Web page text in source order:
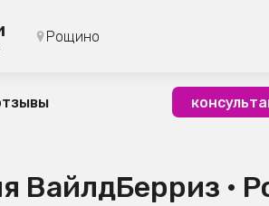
Рощино
ВайлдБерриз •